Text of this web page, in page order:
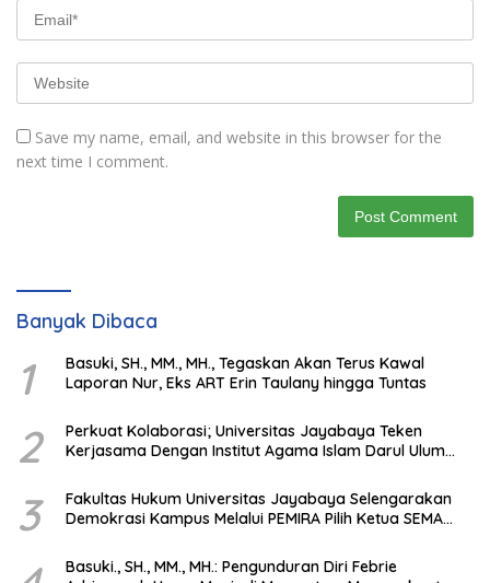
Save my name, email, and website in this browser for the
next time I comment.
Banyak Dibaca
1
Basuki, SH., MM., MH., Tegaskan Akan Terus Kawal
Laporan Nur, Eks ART Erin Taulany hingga Tuntas
2
Perkuat Kolaborasi; Universitas Jayabaya Teken
Kerjasama Dengan Institut Agama Islam Darul Ulum
3
Fakultas Hukum Universitas Jayabaya Selengarakan
Demokrasi Kampus Melalui PEMIRA Pilih Ketua SEMA
Basuki., SH., MM., MH.: Pengunduran Diri Febrie